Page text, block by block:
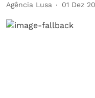
Agência Lusa 01 Dez